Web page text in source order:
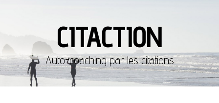
CITACTION
Auto-coaching par les citations